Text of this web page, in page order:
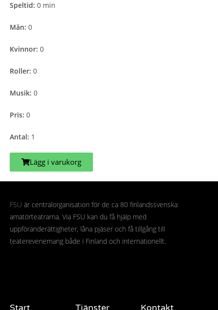
Speltid: 0 min
Män: 0
Kvinnor: 0
Roller: 0
Musik: 0
Pris: 0
Antal: 1
Lägg i varukorg
FSU är centralorganisation för de ca 80 finlandssvenska
amatörteatrarna. Via FSU kan du få hjälp med
uppföranderättigheter, låna pjäser och få tillgång till
teaterevenemang både i Finland och internationellt.
Start Tjänster Kontakt